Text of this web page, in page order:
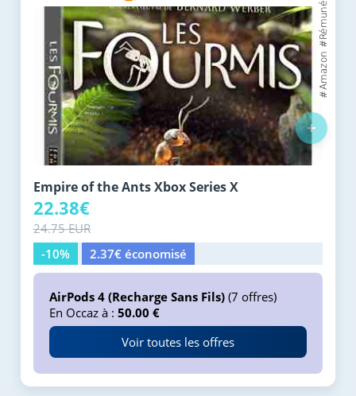
Empire of the Ants Xbox Series X
22.38€
24.75 EUR
-10%
2.37€ économisé
AirPods 4 (Recharge Sans Fils) (7 offres)
En Occaz à : 50.00 €
Voir toutes les offres
+